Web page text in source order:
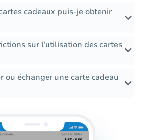
cadeaux puis-je obtenir
sur l'utilisation des cartes
ou échanger une carte cadeau